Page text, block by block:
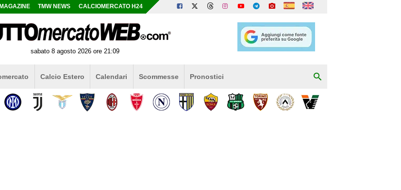
TMW NEWS CALCIOMERCATO H24
sabato 8 agosto 2026 ore 21:09
Calcio Estero Calendari Scommesse Pronostici